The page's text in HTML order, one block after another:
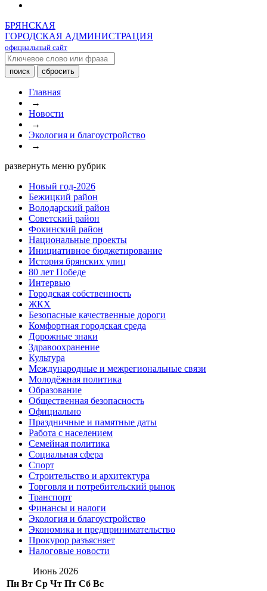
БРЯНСКАЯ
ГОРОДСКАЯ АДМИНИСТРАЦИЯ
официальный сайт
Главная
→
Новости
→
Экология и благоустройство
→
развернуть меню рубрик
Новый год-2026
Бежицкий район
Володарский район
Советский район
Фокинский район
Национальные проекты
Инициативное бюджетирование
История брянских улиц
80 лет Победе
Интервью
Городская собственность
ЖКХ
Безопасные качественные дороги
Комфортная городская среда
Дорожные знаки
Здравоохранение
Культура
Международные и межрегиональные связи
Молодёжная политика
Образование
Общественная безопасность
Официально
Праздничные и памятные даты
Работа с населением
Семейная политика
Социальная сфера
Спорт
Строительство и архитектура
Торговля и потребительский рынок
Транспорт
Финансы и налоги
Экология и благоустройство
Экономика и предпринимательство
Прокурор разъясняет
Налоговые новости
Июнь 2026
Пн Вт Ср Чт Пт Сб Вс